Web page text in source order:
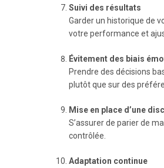
Suivi des résultats
Garder un historique de
votre performance et
Évitement des biais
Prendre des décisions
plutôt que sur des
Mise en place d’une
S’assurer de parier de
contrôlée.
Adaptation continue